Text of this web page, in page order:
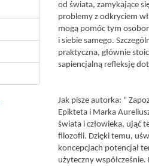
od świata, zamykające
problemy z odkryciem
mogą pomóc tym
i siebie samego.
praktyczna, głównie
sapiencjalną refleksję
Jak pisze autorka: "
Epikteta i Marka
świata i człowieka, ująć
filozofii. Dzięki temu,
koncepcjach potencjał
użyteczny